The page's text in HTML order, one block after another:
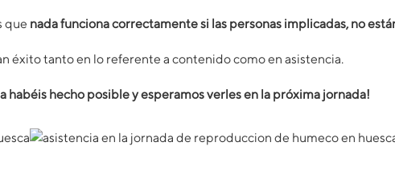
que nada funciona correctamente si las personas implicadas, no
éxito tanto en lo referente a contenido como en asistencia.
habéis hecho posible y esperamos verles en la próxima jornada!